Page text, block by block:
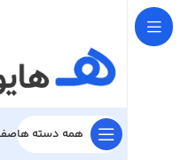
همه دسته ها